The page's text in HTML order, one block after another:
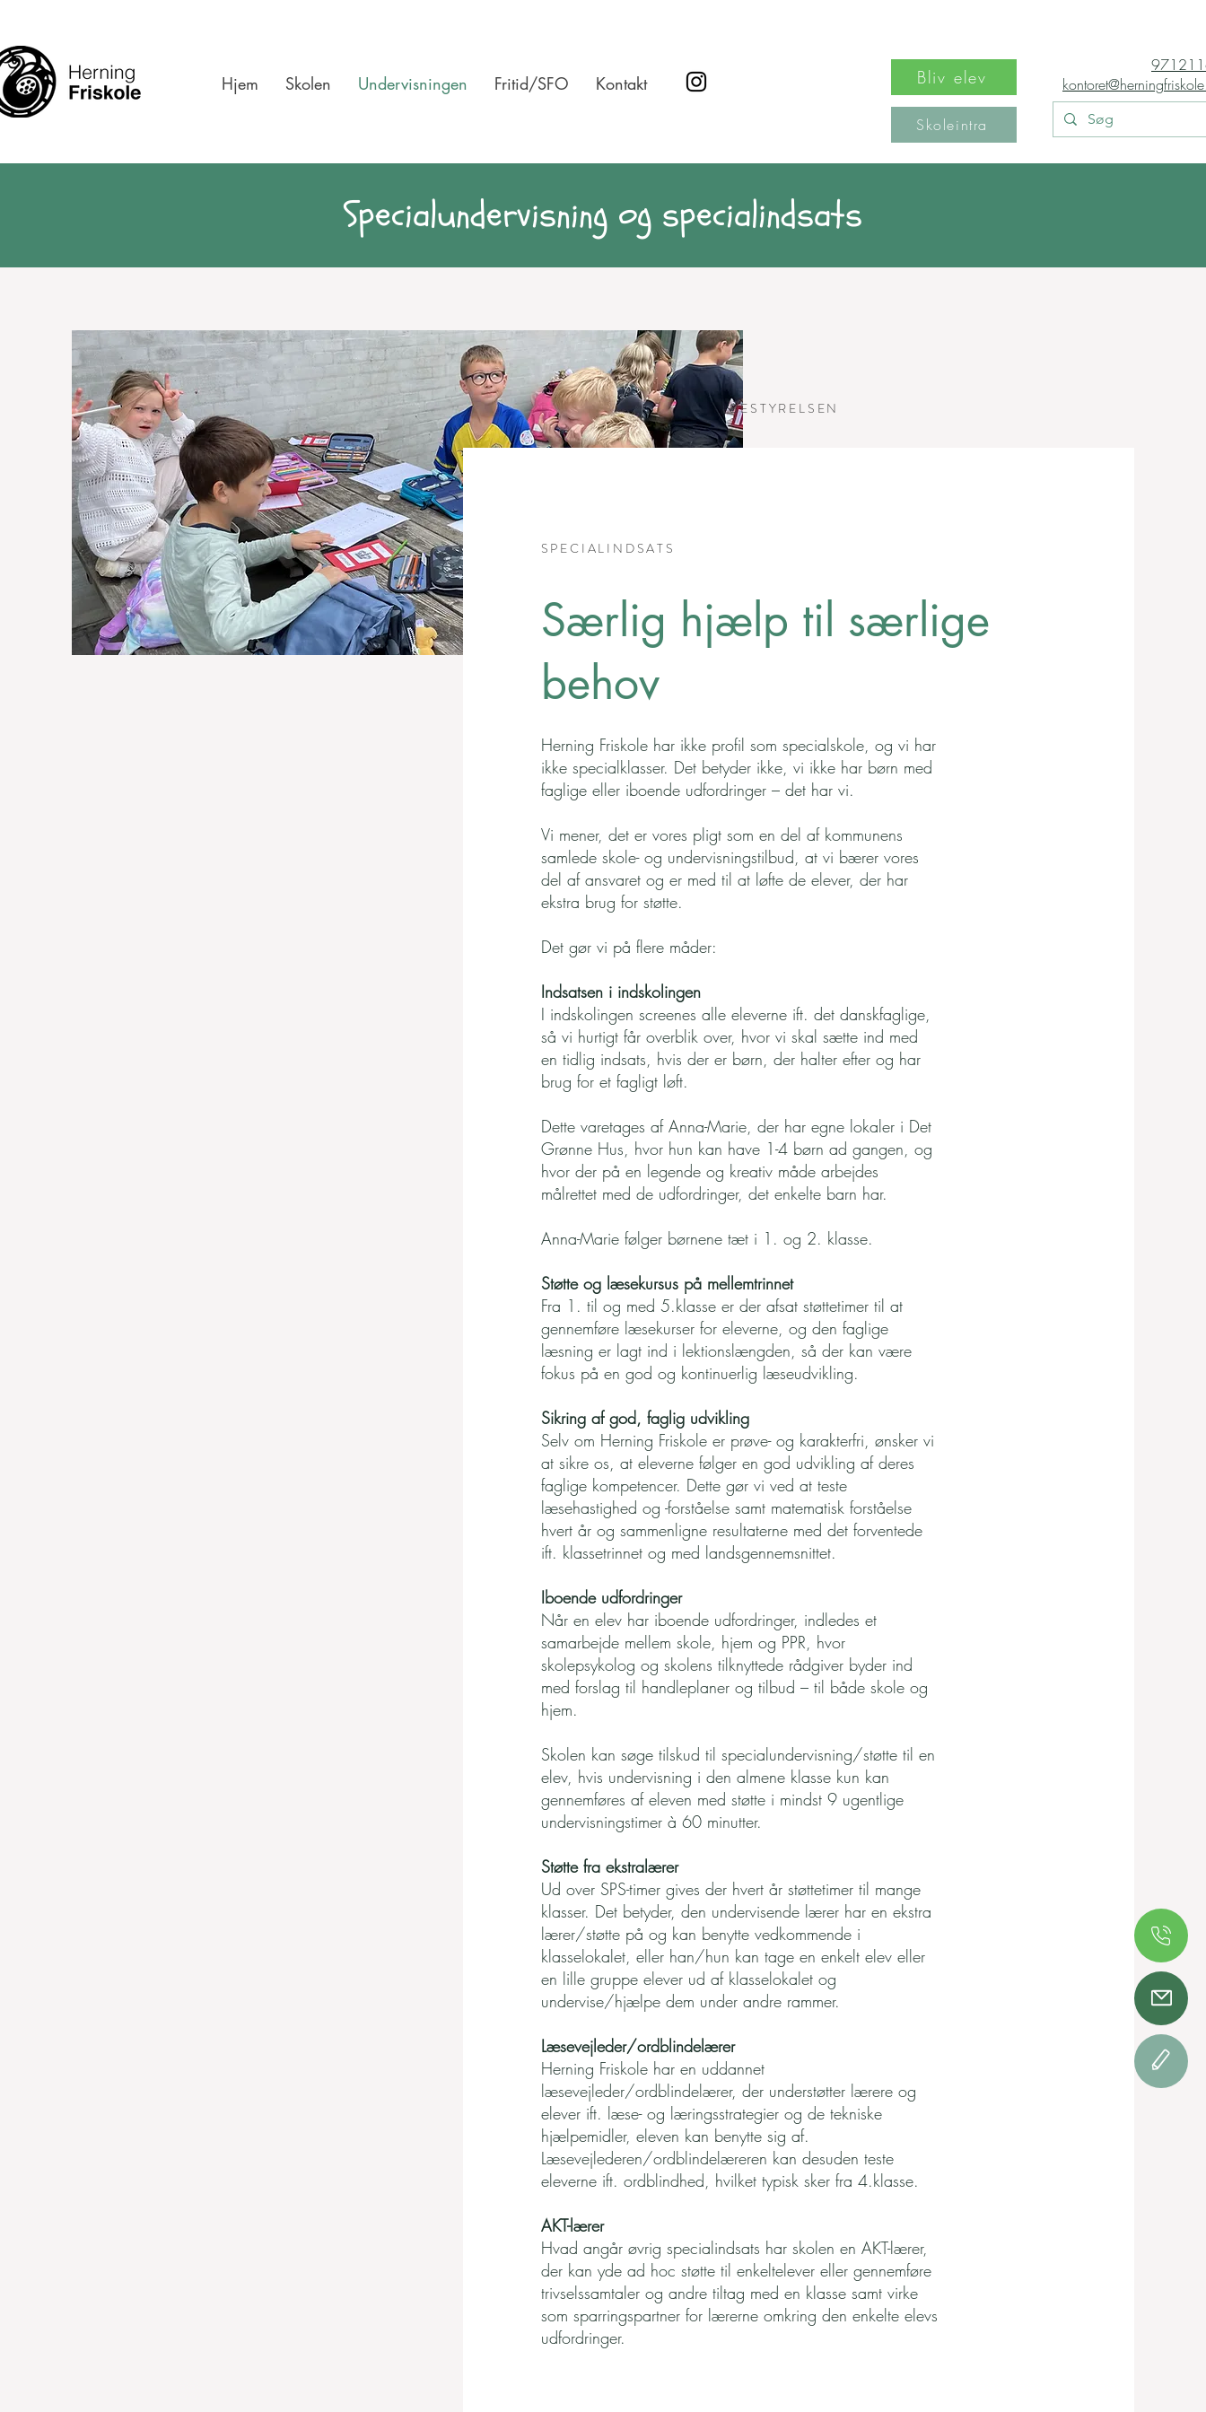
Hjem Skolen Undervisningen Fritid/SFO Kontakt Bliv elev
Skoleintra
Specialundervisning og specialindsats
BESTYRELSEN
SPECIALINDSATS
Særlig hjælp til særlige
behov
Herning Friskole har ikke profil som specialskole, og vi har
ikke specialklasser. Det betyder ikke, vi ikke har børn med
faglige eller iboende udfordringer – det har vi.
Vi mener, det er vores pligt som en del af kommunens
samlede skole- og undervisningstilbud, at vi bærer vores
del af ansvaret og er med til at løfte de elever, der har
ekstra brug for støtte.
Det gør vi på flere måder:
Indsatsen i indskolingen
I indskolingen screenes alle eleverne ift. det danskfaglige,
så vi hurtigt får overblik over, hvor vi skal sætte ind med
en tidlig indsats, hvis der er børn, der halter efter og har
brug for et fagligt løft.
Dette varetages af Anna-Marie, der har egne lokaler i Det
Grønne Hus, hvor hun kan have 1-4 børn ad gangen, og
hvor der på en legende og kreativ måde arbejdes
målrettet med de udfordringer, det enkelte barn har.
Anna-Marie følger børnene tæt i 1. og 2. klasse.
Støtte og læsekursus på mellemtrinnet​
Fra 1. til og med 5.klasse er der afsat støttetimer til at
gennemføre læsekurser for eleverne, og den faglige
læsning er lagt ind i lektionslængden, så der kan være
fokus på en god og kontinuerlig læseudvikling.
Sikring af god, faglig udvikling
Selv om Herning Friskole er prøve- og karakterfri, ønsker vi
at sikre os, at eleverne følger en god udvikling af deres
faglige kompetencer. Dette gør vi ved at teste
læsehastighed og -forståelse samt matematisk forståelse
hvert år og sammenligne resultaterne med det forventede
ift. klassetrinnet og med landsgennemsnittet.
Iboende udfordringer
Når en elev har iboende udfordringer, indledes et
samarbejde mellem skole, hjem og PPR, hvor
skolepsykolog og skolens tilknyttede rådgiver byder ind
med forslag til handleplaner og tilbud – til både skole og
hjem.
Skolen kan søge tilskud til specialundervisning/støtte til en
elev, hvis undervisning i den almene klasse kun kan
gennemføres af eleven med støtte i mindst 9 ugentlige
undervisningstimer à 60 minutter.
Støtte fra ekstralærer
Ud over SPS-timer gives der hvert år støttetimer til mange
klasser. Det betyder, den undervisende lærer har en ekstra
lærer/støtte på og kan benytte vedkommende i
klasselokalet, eller han/hun kan tage en enkelt elev eller
en lille gruppe elever ud af klasselokalet og
undervise/hjælpe dem under andre rammer.
Læsevejleder/ordblindelærer
Herning Friskole har en uddannet
læsevejleder/ordblindelærer, der understøtter lærere og
elever ift. læse- og læringsstrategier og de tekniske
hjælpemidler, eleven kan benytte sig af.
Læsevejlederen/ordblindelæreren kan desuden teste
eleverne ift. ordblindhed, hvilket typisk sker fra 4.klasse.
AKT-lærer
Hvad angår øvrig specialindsats har skolen en AKT-lærer,
der kan yde ad hoc støtte til enkeltelever eller gennemføre
trivselssamtaler og andre tiltag med en klasse samt virke
som sparringspartner for lærerne omkring den enkelte elevs
udfordringer.